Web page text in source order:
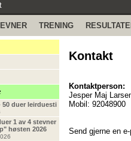
TRENING
50 duer leirduesti
1 av 4 stevner
høsten 2026
Kontakt
Kontaktperson:
Jesper Maj
Mobil: 92048900
Send gjerne en